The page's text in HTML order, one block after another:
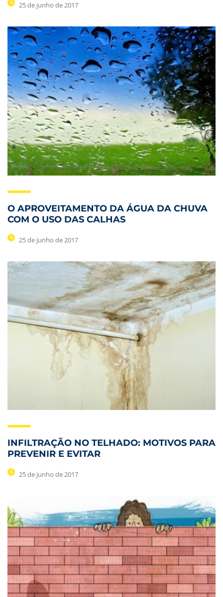
25 de junho de 2017
O APROVEITAMENTO DA ÁGUA DA CHUVA
COM O USO DAS CALHAS
25 de junho de 2017
INFILTRAÇÃO NO TELHADO: MOTIVOS PARA
PREVENIR E EVITAR
25 de junho de 2017